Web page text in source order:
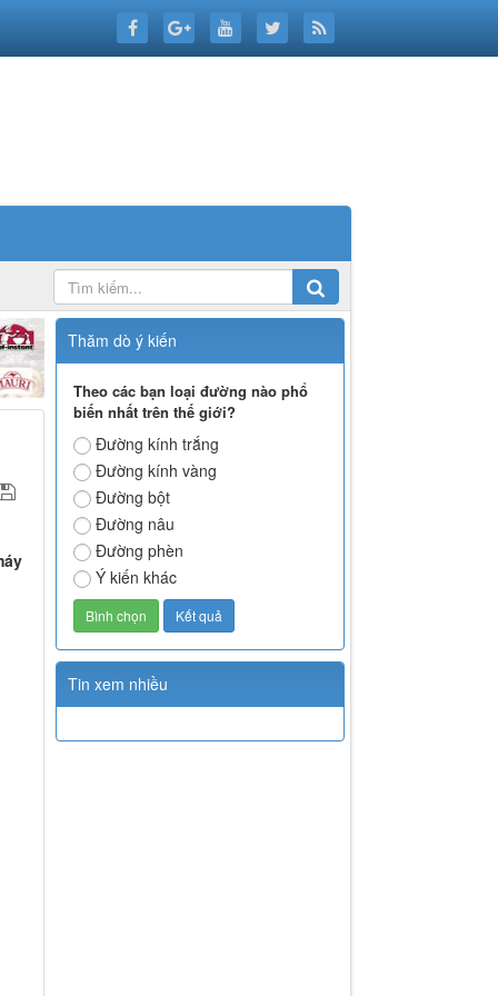
Thăm dò ý kiến
Theo các bạn loại đường nào phổ
biến nhất trên thế giới?
Đường kính trắng
Đường kính vàng
Đường bột
Đường nâu
Đường phèn
Ý kiến khác
Tin xem nhiều